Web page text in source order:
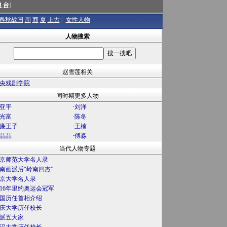
台]
秋战国 周 商 夏 上古 女性人物
人物搜索
赵雪莲相关
戏剧学院
同时期更多人物
平 ·刘洋
富 ·陈冬
王子 ·王楠
晶 ·傅淼
当代人物专题
师范大学名人录
画派后“岭南四杰”
大学名人录
年里约奥运会冠军
历任首相介绍
大学历任校长
五大家